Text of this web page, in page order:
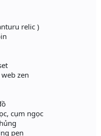
relic )
zen
cụm ngọc
pen